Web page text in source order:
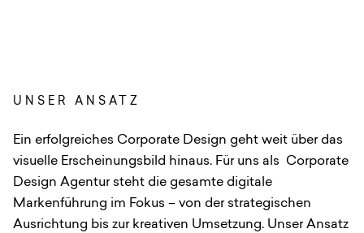
UNSER ANSATZ
Ein erfolgreiches Corporate Design geht weit über das
visuelle Erscheinungsbild hinaus. Für uns als Corporate
Design Agentur steht die gesamte digitale
Markenführung im Fokus – von der strategischen
Ausrichtung bis zur kreativen Umsetzung. Unser Ansatz